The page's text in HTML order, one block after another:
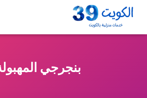
بنجرجي